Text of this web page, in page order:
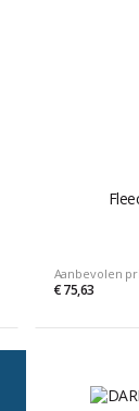
Aanbevolen
€ 75,63